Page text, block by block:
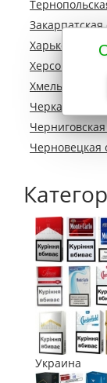
Закарпатская
Харьковская
Херсонская
Хмельницкая
Черкасская
Черновецкая
Украина